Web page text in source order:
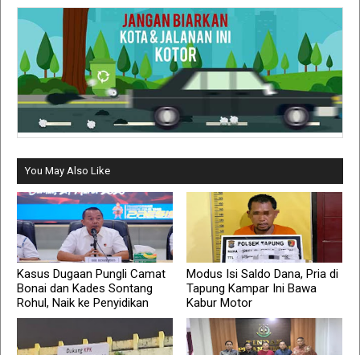
You May Also Like
Kasus Dugaan Pungli Camat
Bonai dan Kades Sontang
Rohul, Naik ke Penyidikan
Modus Isi Saldo Dana, Pria di
Tapung Kampar Ini Bawa
Kabur Motor